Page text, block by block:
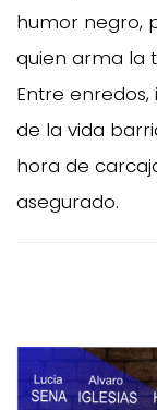
humor negro,
quien arma la
Entre
de la vida
hora de
asegurado.